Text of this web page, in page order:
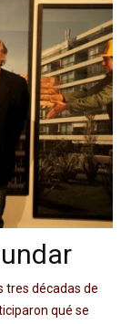
tres décadas de
qué se